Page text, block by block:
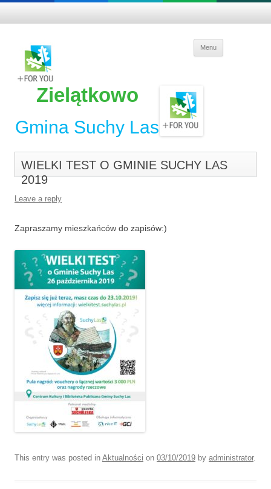
Zielątkowo
Gmina Suchy Las
Menu
WIELKI TEST O GMINIE SUCHY LAS
2019
Leave a reply
Zapraszamy mieszkańców do zapisów:)
This entry was posted in Aktualności on 03/10/2019 by administrator.